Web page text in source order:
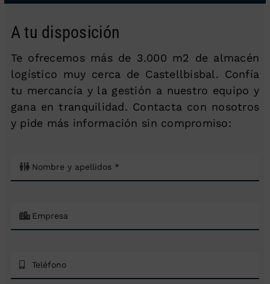
A tu disposición
Te ofrecemos más de 3.000 m2 de almacén
logístico muy cerca de Castellbisbal. Confía
tu mercancía y la gestión a nuestro equipo y
gana en tranquilidad. Contacta con nosotros
y pide más información sin compromiso: